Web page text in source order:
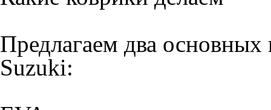
Преимущества материалов
EVA коврики